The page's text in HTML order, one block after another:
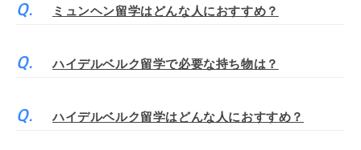
ミュンヘン留学はどんな人におすすめ？
ハイデルベルク留学で必要な持ち物は？
ハイデルベルク留学はどんな人におすすめ？